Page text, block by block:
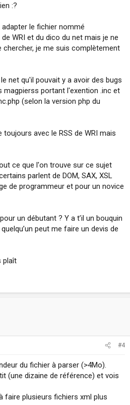
:?
le fichier nommé
WRI et du dico du net mais je ne
je me suis complètement
net qu'il pouvait y a avoir des bugs
magpierss portant l'exention .inc et
(selon la version php du
avec le RSS de WRI mais
ce que l'on trouve sur ce sujet
parlent de DOM, SAX, XSL
de programmeur et pour un novice
un débutant ? Y a t’il un bouquin
peut me faire un devis de
plaît
#4
du fichier à parser (>4Mo).
(une dizaine de référence) et vois
faire plusieurs fichiers xml plus